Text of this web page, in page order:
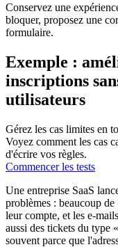
Conservez une
bloquer, proposez une
formulaire.
Exemple :
inscriptions
utilisateurs
Gérez les cas limites en
Voyez comment les cas
d'écrire vos règles.
Commencer les tests
Une entreprise SaaS
problèmes : beaucoup
leur compte, et les e-
aussi des tickets du type
souvent parce que